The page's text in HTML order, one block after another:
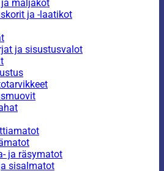
ja maljakot
ja -laatikot
ja sisustusvalot
ja räsymatot
sisalmatot